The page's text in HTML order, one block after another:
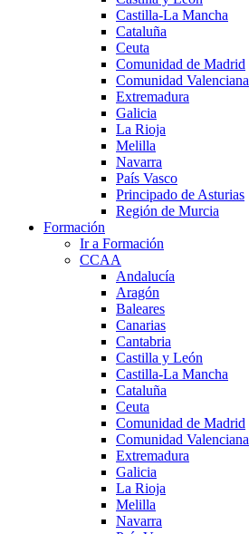
Castilla-La Mancha
Cataluña
Ceuta
Comunidad de Madrid
Comunidad Valenciana
Extremadura
Galicia
La Rioja
Melilla
Navarra
País Vasco
Principado de Asturias
Región de Murcia
Formación
Ir a Formación
CCAA
Andalucía
Aragón
Baleares
Canarias
Cantabria
Castilla y León
Castilla-La Mancha
Cataluña
Ceuta
Comunidad de Madrid
Comunidad Valenciana
Extremadura
Galicia
La Rioja
Melilla
Navarra